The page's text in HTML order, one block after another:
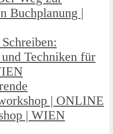
Buchplanung |
Techniken für
| ONLINE
| WIEN